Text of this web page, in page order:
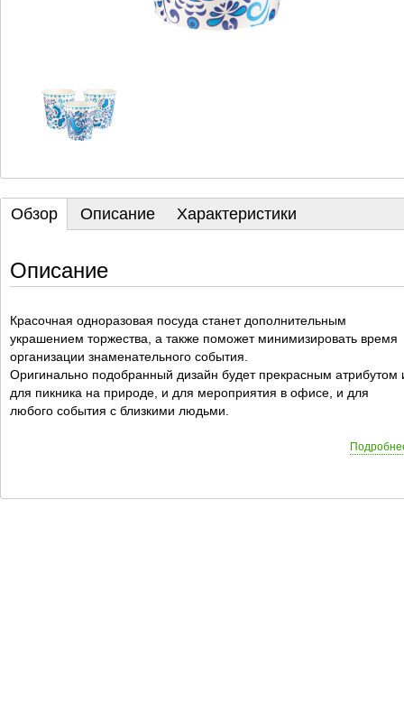
Обзор Описание Характеристики
Описание
Красочная одноразовая посуда станет дополнительным
украшением торжества, а также поможет минимизировать время
организации знаменательного события.
Оригинально подобранный дизайн будет прекрасным атрибутом
для пикника на природе, и для мероприятия в офисе, и для
любого события с близкими людьми.